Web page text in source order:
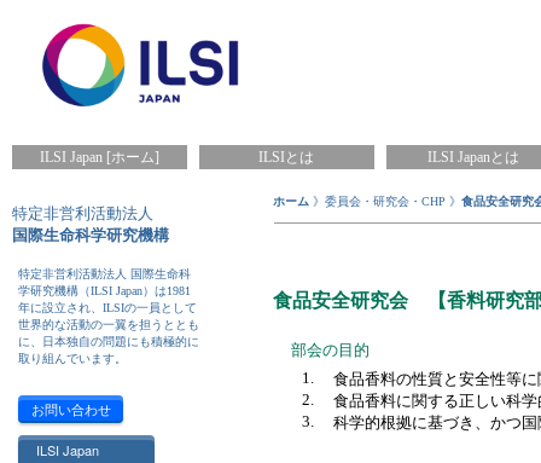
ILSI Japan [ホーム] ILSIとは ILSI Japanとは
特定非営利活動法人
国際生命科学研究機構
特定非営利活動法人 国際生命科
学研究機構（ILSI Japan）は1981
年に設立され、ILSIの一員として
世界的な活動の一翼を担うととも
に、日本独自の問題にも積極的に
取り組んでいます。
お問い合わせ
ILSI Japan
ホーム 》委員会・研究会・CHP 》食品安全研究
食品安全研究会 【香料研究
部会の目的
1.
食品香料の性質と安全性等
2.
食品香料に関する正しい科
3.
科学的根拠に基づき、かつ